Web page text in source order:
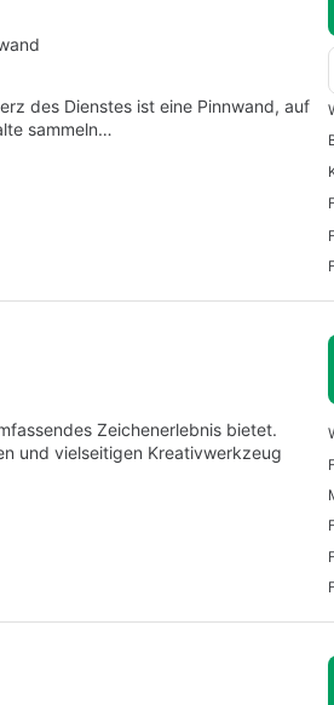
des Dienstes ist eine Pinnwand, auf
sammeln…
Zeichenerlebnis bietet.
und vielseitigen Kreativwerkzeug